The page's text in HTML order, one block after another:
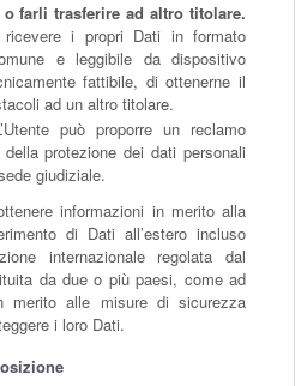
farli trasferire ad altro titolare.
ricevere i propri Dati in formato
e leggibile da dispositivo
fattibile, di ottenerne il
ad un altro titolare.
può proporre un reclamo
protezione dei dati personali
giudiziale.
informazioni in merito alla
di Dati all’estero incluso
internazionale regolata dal
da due o più paesi, come ad
merito alle misure di sicurezza
i loro Dati.